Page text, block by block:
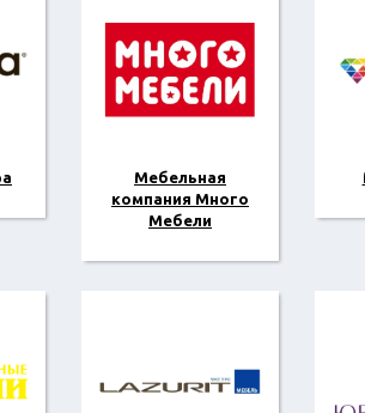
Мебельная
компания Много
Мебели